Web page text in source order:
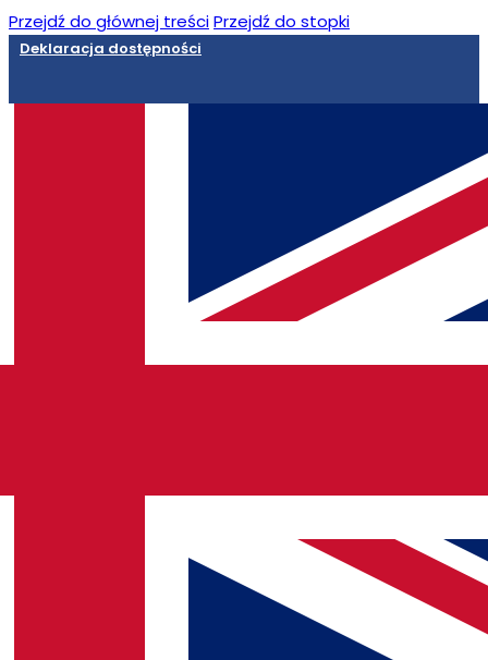
Przejdź do głównej treściPrzejdź do stopki
Deklaracja dostępności